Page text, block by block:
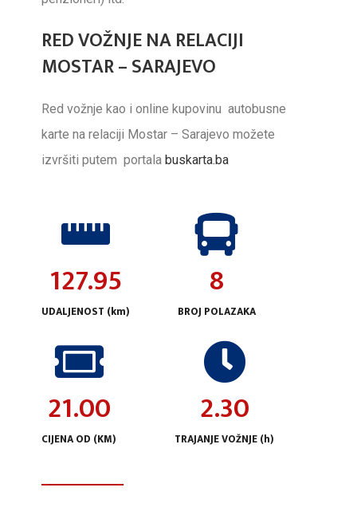
RED VOŽNJE NA RELACIJI
MOSTAR – SARAJEVO
Red vožnje kao i online kupovinu autobusne
karte na relaciji Mostar – Sarajevo možete
izvršiti putem portalabuskarta.ba
128.00
UDALJENOST (km)
8
BROJ POLAZAKA
21.00
CIJENA OD (KM)
2.30
TRAJANJE VOŽNJE (h)